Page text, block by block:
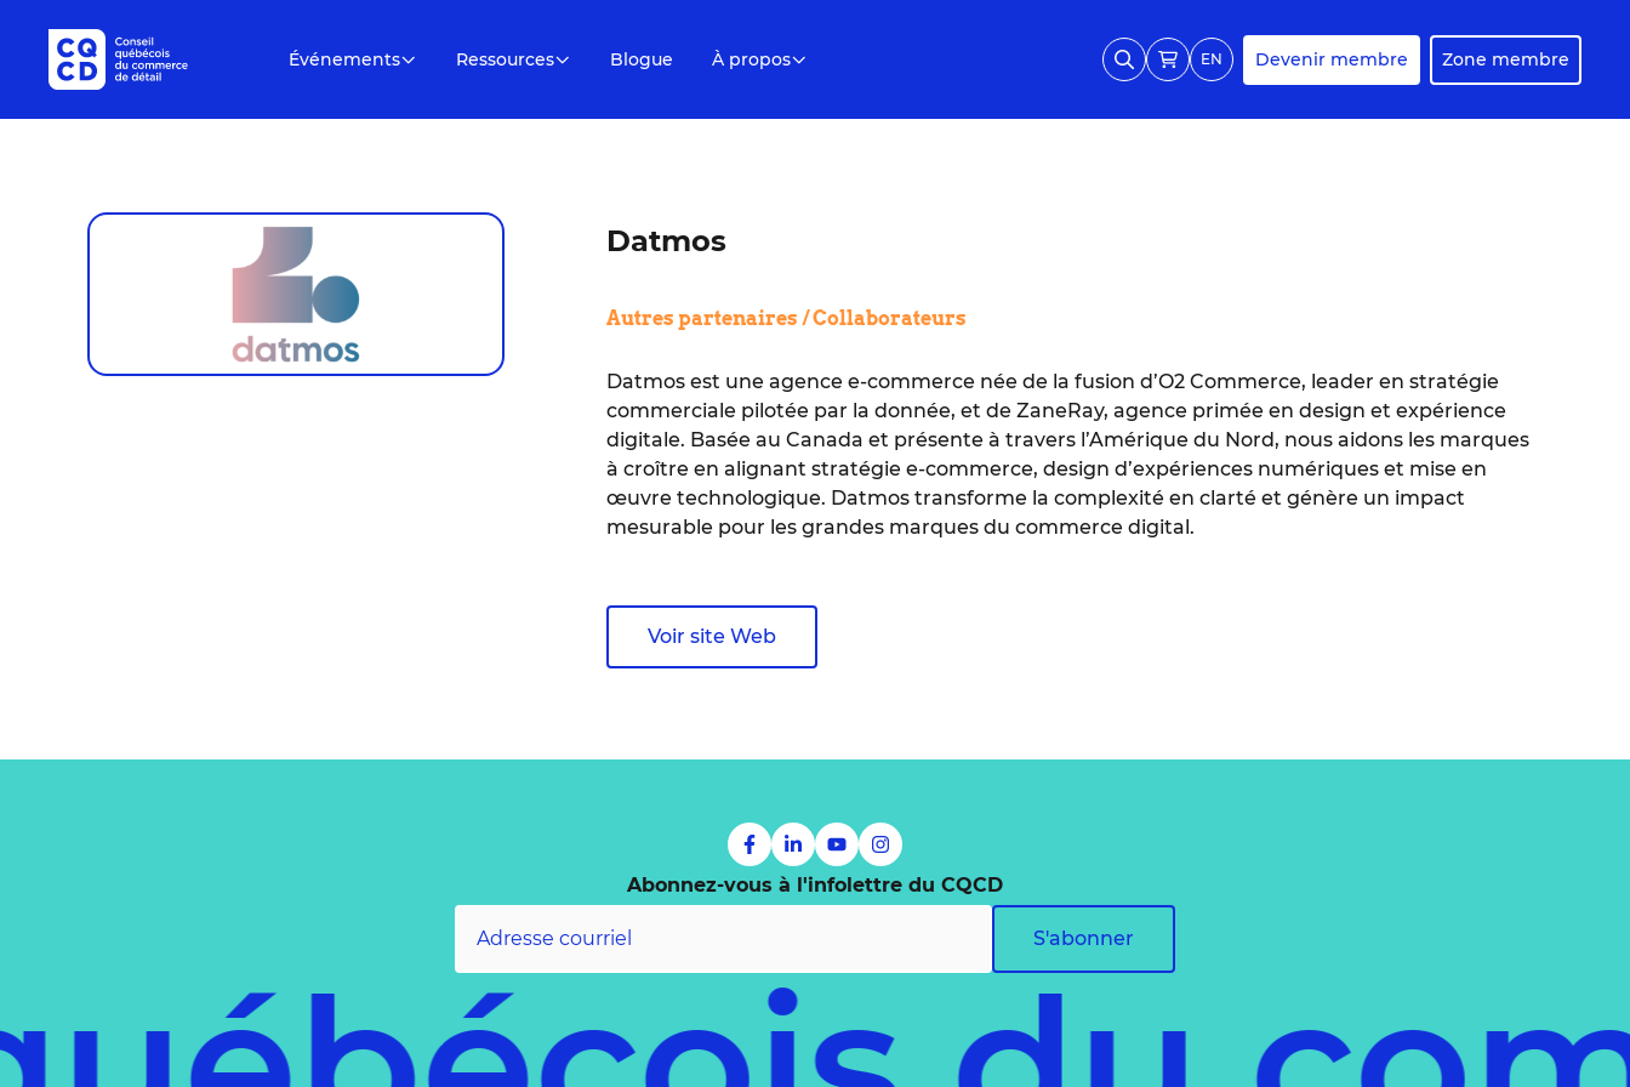
Événements Ressources Blogue À propos EN Devenir membre Zone membre
Datmos
Autres partenaires / Collaborateurs
Datmos est une agence e-commerce née de la fusion d’O2 Commerce, leader en stratégie
commerciale pilotée par la donnée, et de ZaneRay, agence primée en design et expérience
digitale. Basée au Canada et présente à travers l’Amérique du Nord, nous aidons les marques
à croître en alignant stratégie e-commerce, design d’expériences numériques et mise en
œuvre technologique. Datmos transforme la complexité en clarté et génère un impact
mesurable pour les grandes marques du commerce digital.
Voir site Web
Abonnez-vous à l'infolettre du CQCD
S'abonner